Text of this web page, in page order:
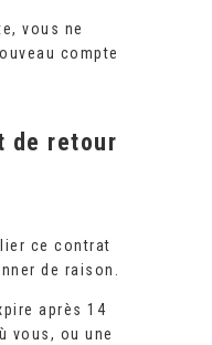
vous ne
compte
de retour
ce contrat
de raison.
après 14
vous, ou une